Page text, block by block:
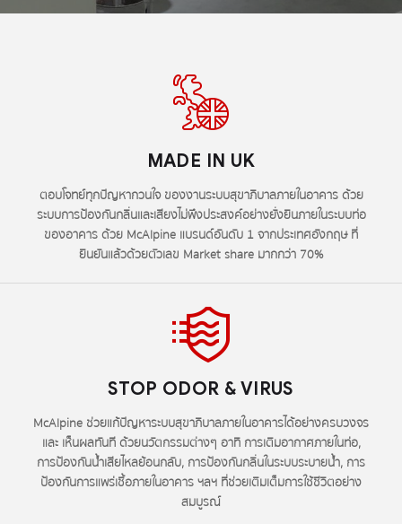
MADE IN UK
ตอบโจทย์ทุกปัญหากวนใจ ของงานระบบสุขาภิบาลภายในอาคาร ด้วย
ระบบการป้องกันกลิ่นและเสียงไม่พึงประสงค์อย่างยั่งยืนภายในระบบท่อ
ของอาคาร ด้วย McAlpine แบรนด์อันดับ 1 จากประเทศอังกฤษ ที่
ยืนยันแล้วด้วยตัวเลข Market share มากกว่า 70%
STOP ODOR & VIRUS
McAlpine ช่วยแก้ปัญหาระบบสุขาภิบาลภายในอาคารได้อย่างครบวงจร
และ เห็นผลทันที ด้วยนวัตกรรมต่างๆ อาทิ การเติมอากาศภายในท่อ,
การป้องกันน้ำเสียไหลย้อนกลับ, การป้องกันกลิ่นในระบบระบายน้ำ, การ
ป้องกันการแพร่เชื้อภายในอาคาร ฯลฯ ที่ช่วยเติมเต็มการใช้ชีวิตอย่าง
สมบูรณ์